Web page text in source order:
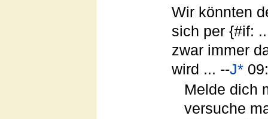
Wir könnten
sich per {#if:
zwar immer
wird ... --J*
Melde dich
versuche